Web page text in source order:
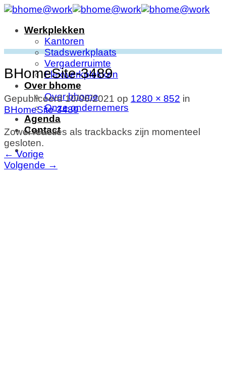
Ga
inhoudWerkplekken
Kantoren
Stadswerkplaats
Vergaderruimte
Flexwerkplekken
Over bhome
Over bhome
Onze ondernemers
Agenda
Contact
BHomeSite-3489
Gepubliceerd10/06/2021 op 1280 × 852 in
BHomeSite-3489
Zowel reacties als trackbacks zijn momenteel
gesloten.
← Vorige
Volgende →